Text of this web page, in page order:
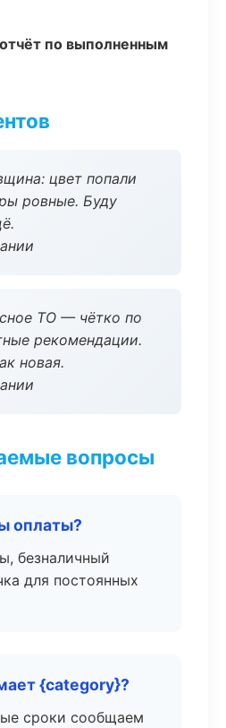
по выполненным
цвет попали
ровные. Буду
ТО — чётко по
рекомендации.
новая.
вопросы
оплаты?
безналичный
для постоянных
{category}?
сроки сообщаем